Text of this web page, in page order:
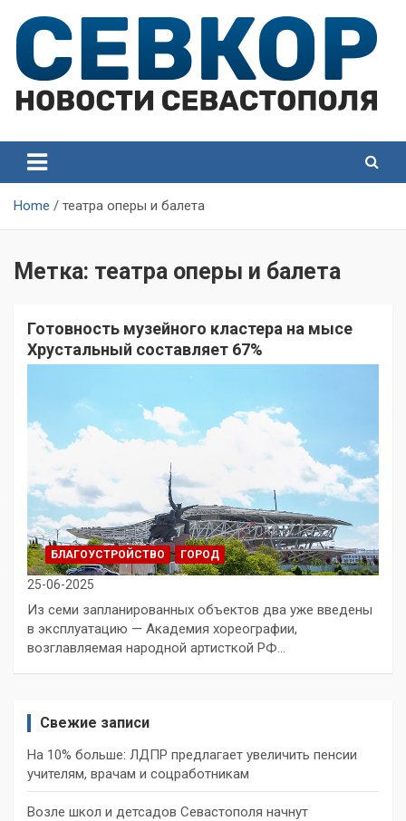
content
Севастополя
Севастополя
Home театра оперы и балета
Метка: театра оперы и балета
Готовность музейного кластера на мысе
Хрустальный составляет 67%
БЛАГОУСТРОЙСТВО ГОРОД
25-06-2025
Из семи запланированных объектов два уже введены
в эксплуатацию — Академия хореографии,
возглавляемая народной артисткой РФ…
Свежие записи
На 10% больше: ЛДПР предлагает увеличить пенсии
учителям, врачам и соцработникам
Возле школ и детсадов Севастополя начнут